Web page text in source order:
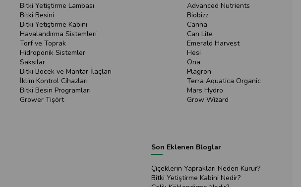
Bitki Yetiştirme Lambası
Bitki Besini
Bitki Yetiştirme Kabini
Havalandırma Sistemleri
Torf ve Toprak
Hidroponik Sistemler
Saksılar
Bitki Böcek ve Mantar İlaçları
İklim Kontrol Cihazları
Bitki Besin Programları
Grower Tişört
Advanced Nutrients
Biobizz
Canna
Can Lite
Emerald Harvest
Hesi
Ona
Plagron
Terra Aquatica Organic
Mars Hydro
Grow Wizard
Son Eklenen Bloglar
Çiçeklerin Yaprakları Neden Kurur?
Bitki Yetiştirme Kabini Nedir?